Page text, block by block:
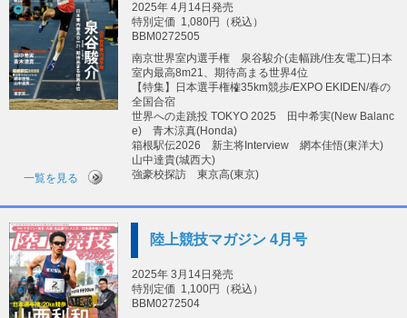
2025年 4月14日発売
特別定価 1,080円（税込）
BBM0272505
南京世界室内選手権 泉谷駿介(走幅跳/住友電工)日本
室内最高8m21、期待高まる世界4位
【特集】日本選手権榷35km競歩/EXPO EKIDEN/春の
全国合宿
世界への走跳投 TOKYO 2025 田中希実(New Balanc
e) 青木涼真(Honda)
箱根駅伝2026 新主将Interview 網本佳悟(東洋大)
山中達貴(城西大)
強豪校探訪 東京高(東京)
一覧を見る
陸上競技マガジン 4月号
2025年 3月14日発売
特別定価 1,100円（税込）
BBM0272504